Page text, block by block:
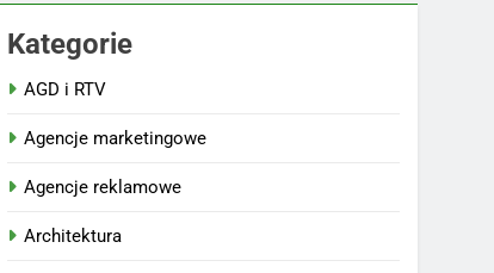
Kategorie
AGD i RTV
Agencje marketingowe
Agencje reklamowe
Architektura